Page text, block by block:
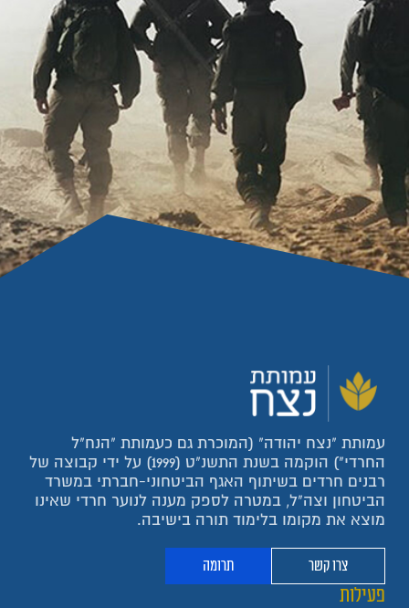
עמותת "נצח יהודה" (המוכרת גם כעמותת "הנח"ל
החרדי") הוקמה בשנת התשנ"ט (1999) על ידי קבוצה של
רבנים חרדים בשיתוף האגף הביטחוני-חברתי במשרד
הביטחון וצה"ל, במטרה לספק מענה לנוער חרדי שאינו
מוצא את מקומו בלימוד תורה בישיבה.
צרו קשר תרומה
פעילות